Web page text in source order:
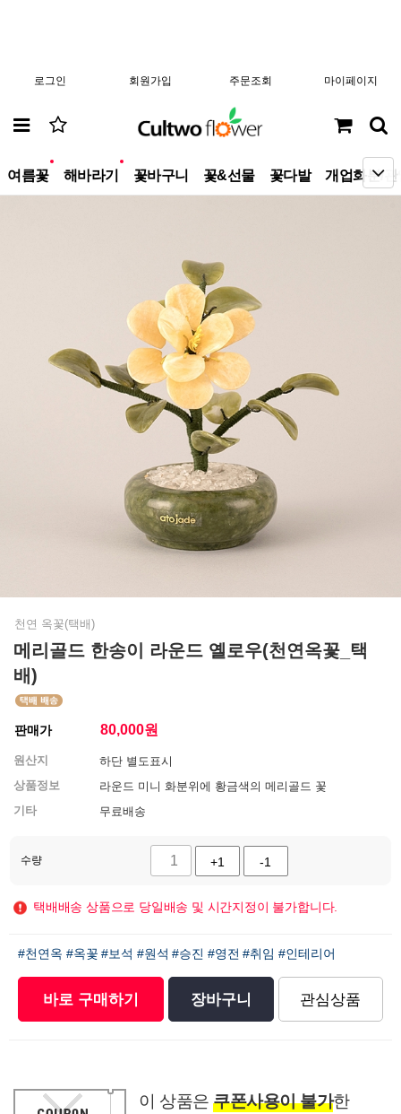
로그인 회원가입 주문조회 마이페이지
여름꽃 해바라기 꽃바구니 꽃&선물 꽃다발 개업화분/
천연 옥꽃(택배)
메리골드 한송이 라운드 옐로우(천연옥꽃_택
배)
판매가 80,000원
원산지
하단 별도표시
상품정보
라운드 미니 화분위에 황금색의 메리골드 꽃
기타
무료배송
수량 +1 -1
택배배송 상품으로 당일배송 및 시간지정이 불가합니다.
#천연옥 #옥꽃 #보석 #원석 #승진 #영전 #취임 #인테리어
바로 구매하기 장바구니 관심상품
이 상품은 쿠폰사용이 불가한